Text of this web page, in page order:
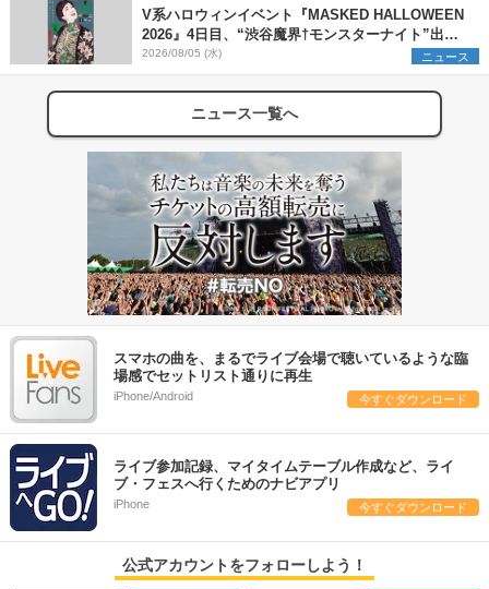
V系ハロウィンイベント『MASKED HALLOWEEN
2026』4日目、“渋谷魔界†モンスターナイト”出演6
組を発表
2026/08/05 (水) ニュース
ニュース一覧へ
スマホの曲を、まるでライブ会場で聴いているような臨
場感でセットリスト通りに再生
iPhone/Android 今すぐダウンロード
ライブ参加記録、マイタイムテーブル作成など、ライ
ブ・フェスへ行くためのナビアプリ
iPhone 今すぐダウンロード
公式アカウントをフォローしよう！